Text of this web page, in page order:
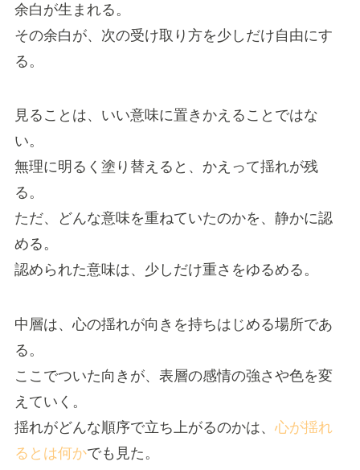
余白が生まれる。
その余白が、次の受け取り方を少しだけ自由にす
る。
見ることは、いい意味に置きかえることではな
い。
無理に明るく塗り替えると、かえって揺れが残
る。
ただ、どんな意味を重ねていたのかを、静かに認
める。
認められた意味は、少しだけ重さをゆるめる。
中層は、心の揺れが向きを持ちはじめる場所であ
る。
ここでついた向きが、表層の感情の強さや色を変
えていく。
揺れがどんな順序で立ち上がるのかは、 心が揺れ
るとは何かでも見た。